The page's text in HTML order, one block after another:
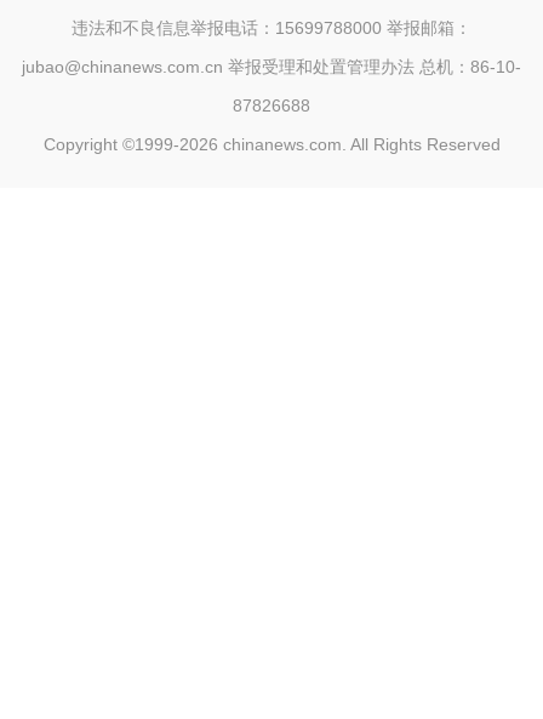
违法和不良信息举报电话：15699788000 举报邮箱：
jubao@chinanews.com.cn 举报受理和处置管理办法 总机：86-10-
87826688
Copyright ©1999-2026 chinanews.com. All Rights Reserved